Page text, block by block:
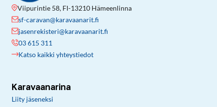
Viipurintie 58, FI-13210 Hämeenlinna
sf-caravan@karavaanarit.fi
jasenrekisteri@karavaanarit.fi
03 615 311
Katso kaikki yhteystiedot
Karavaanarina
Liity jäseneksi